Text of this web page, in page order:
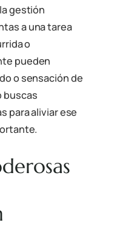
gestión
a una tarea
o
pueden
o sensación de
buscas
para aliviar ese